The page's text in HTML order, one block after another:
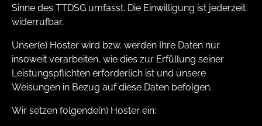
Sinne des TTDSG umfasst. Die Einwilligung ist jederzeit
widerrufbar.
Unser(e) Hoster wird bzw. werden Ihre Daten nur
insoweit verarbeiten, wie dies zur Erfüllung seiner
Leistungspflichten erforderlich ist und unsere
Weisungen in Bezug auf diese Daten befolgen.
Wir setzen folgende(n) Hoster ein: